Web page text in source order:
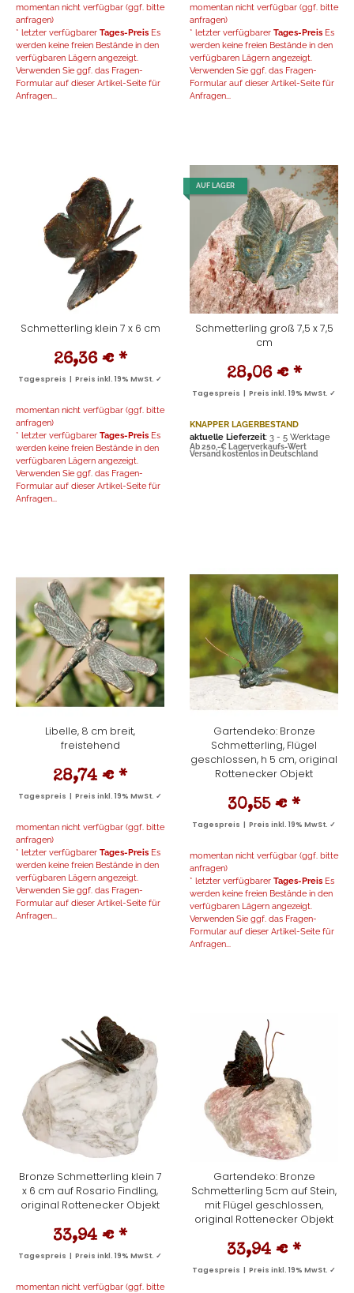
momentan nicht verfügbar (ggf. bitte
anfragen)
* letzter verfügbarer Tages-Preis Es
werden keine freien Bestände in den
verfügbaren Lägern angezeigt.
Verwenden Sie ggf. das Fragen-
Formular auf dieser Artikel-Seite für
Anfragen...
momentan nicht verfügbar (ggf. bitte
anfragen)
* letzter verfügbarer Tages-Preis Es
werden keine freien Bestände in den
verfügbaren Lägern angezeigt.
Verwenden Sie ggf. das Fragen-
Formular auf dieser Artikel-Seite für
Anfragen...
Schmetterling klein 7 x 6 cm
26,36 € *
Tagespreis | Preis inkl. 19% MwSt. ✓
momentan nicht verfügbar (ggf. bitte
anfragen)
* letzter verfügbarer Tages-Preis Es
werden keine freien Bestände in den
verfügbaren Lägern angezeigt.
Verwenden Sie ggf. das Fragen-
Formular auf dieser Artikel-Seite für
Anfragen...
AUF LAGER
Schmetterling groß 7,5 x 7,5
cm
28,06 € *
Tagespreis | Preis inkl. 19% MwSt. ✓
KNAPPER LAGERBESTAND
aktuelle Lieferzeit: 3 - 5 Werktage
Ab 250,-€ Lagerverkaufs-Wert
Versand kostenlos in Deutschland
Libelle, 8 cm breit,
freistehend
28,74 € *
Tagespreis | Preis inkl. 19% MwSt. ✓
momentan nicht verfügbar (ggf. bitte
anfragen)
* letzter verfügbarer Tages-Preis Es
werden keine freien Bestände in den
verfügbaren Lägern angezeigt.
Verwenden Sie ggf. das Fragen-
Formular auf dieser Artikel-Seite für
Anfragen...
Gartendeko: Bronze
Schmetterling, Flügel
geschlossen, h 5 cm, original
Rottenecker Objekt
30,55 € *
Tagespreis | Preis inkl. 19% MwSt. ✓
momentan nicht verfügbar (ggf. bitte
anfragen)
* letzter verfügbarer Tages-Preis Es
werden keine freien Bestände in den
verfügbaren Lägern angezeigt.
Verwenden Sie ggf. das Fragen-
Formular auf dieser Artikel-Seite für
Anfragen...
Bronze Schmetterling klein 7
x 6 cm auf Rosario Findling,
original Rottenecker Objekt
33,94 € *
Tagespreis | Preis inkl. 19% MwSt. ✓
momentan nicht verfügbar (ggf. bitte
Gartendeko: Bronze
Schmetterling 5cm auf Stein,
mit Flügel geschlossen,
original Rottenecker Objekt
33,94 € *
Tagespreis | Preis inkl. 19% MwSt. ✓